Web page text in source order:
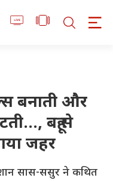
बनाती और
बहू से
जहर
सास-ससुर ने कथित